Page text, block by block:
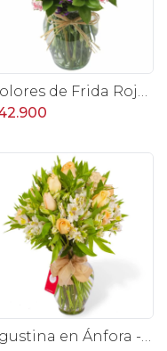
Colores de Frida Rojo en florero - Ánfora con rosas, claveles, estate y limonium
Agustina en Ánfora - Florero 18 rosas damasco y astromelias